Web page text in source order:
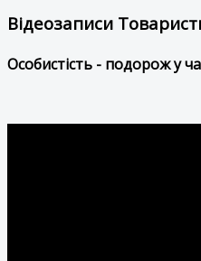
Відеозаписи
Особистість - подорож у